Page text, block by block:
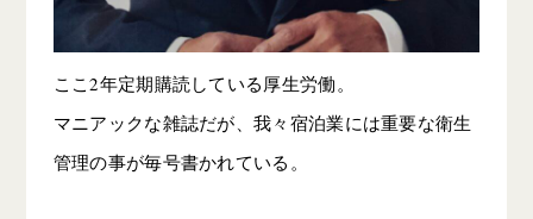
ここ2年定期購読している厚生労働。
マニアックな雑誌だが、我々宿泊業には重要な衛生
管理の事が毎号書かれている。